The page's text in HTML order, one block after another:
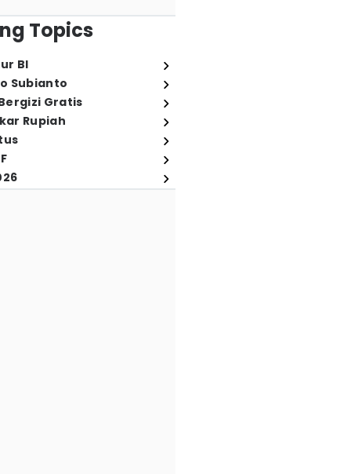
Topics
BI
Subianto
Gratis
Rupiah